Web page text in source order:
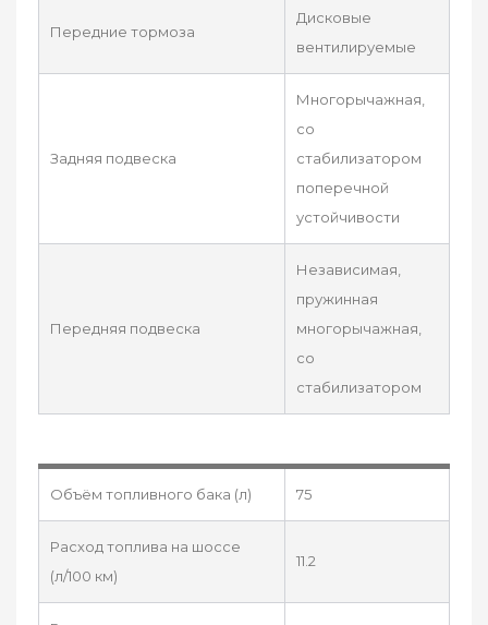
Передние тормоза
Дисковые
вентилируемые
Задняя подвеска
Многорычажная,
со
стабилизатором
поперечной
устойчивости
Передняя подвеска
Независимая,
пружинная
многорычажная,
со
стабилизатором
Объём топливного бака (л) 75
Расход топлива на шоссе
(л/100 км)
11.2